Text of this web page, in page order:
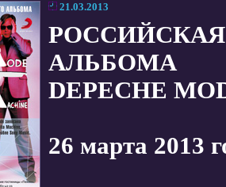
21.03.2013
АЛЬБОМА
DEPECHE
26 марта 2013